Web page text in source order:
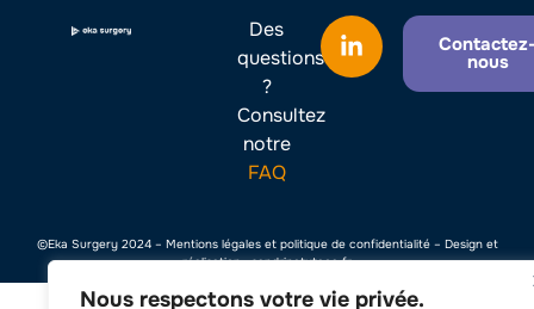
Nous respectons votre vie privée.
Des
questions
?
Consultez
notre
FAQ
nous
©Eka Surgery 2024 – Mentions légales et politique de confidentialité– Design et
réalisation :sandrinetyteca.fr